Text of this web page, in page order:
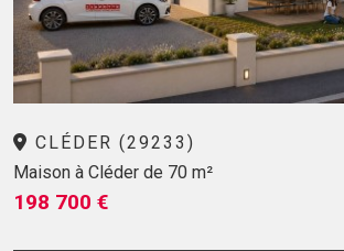
CLÉDER (29233)
Maison à Cléder de 70 m²
198 700 €